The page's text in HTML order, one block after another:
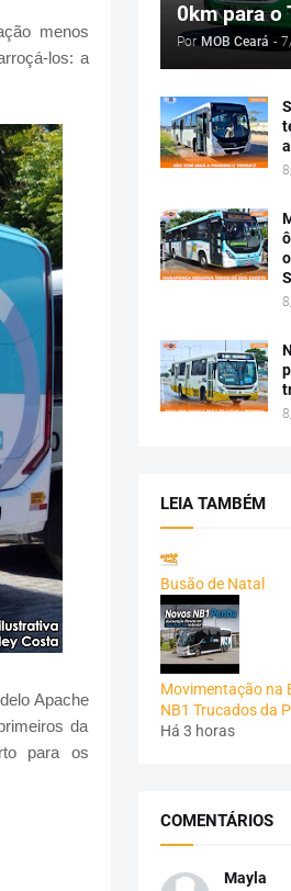
menos
los: a
Apache
da
para os
0km para o
Por MOB Ceará -
LEIA TAMBÉM
Busão de Natal
Movimentação na
NB1 Trucados da
Há 3 horas
COMENTÁRIOS
Mayla